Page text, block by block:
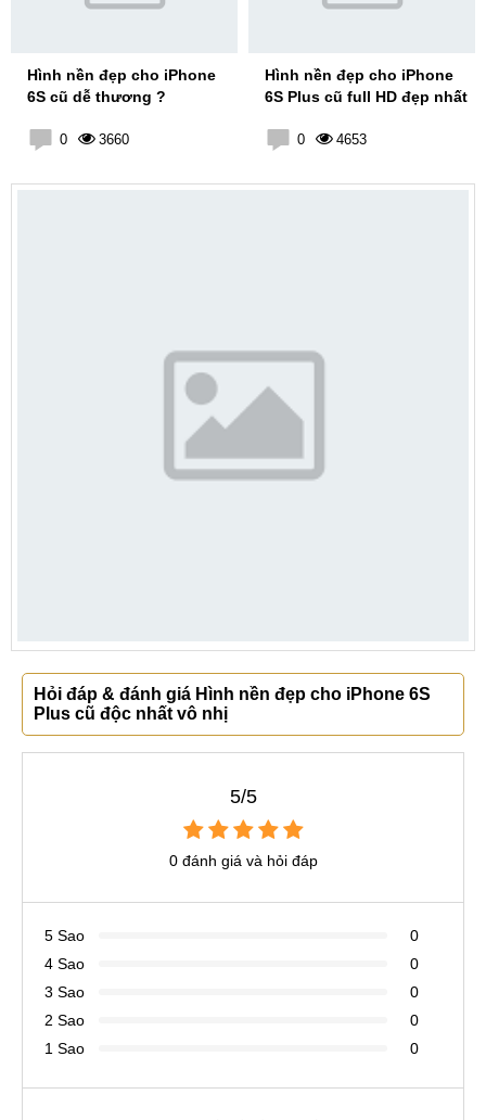
Hình nền đẹp cho iPhone
6S cũ dễ thương ?
0 3660
Hình nền đẹp cho iPhone
6S Plus cũ full HD đẹp nhất
0 4653
Hỏi đáp & đánh giá Hình nền đẹp cho iPhone 6S
Plus cũ độc nhất vô nhị
5/5
0 đánh giá và hỏi đáp
5 Sao
0
4 Sao
0
3 Sao
0
2 Sao
0
1 Sao
0